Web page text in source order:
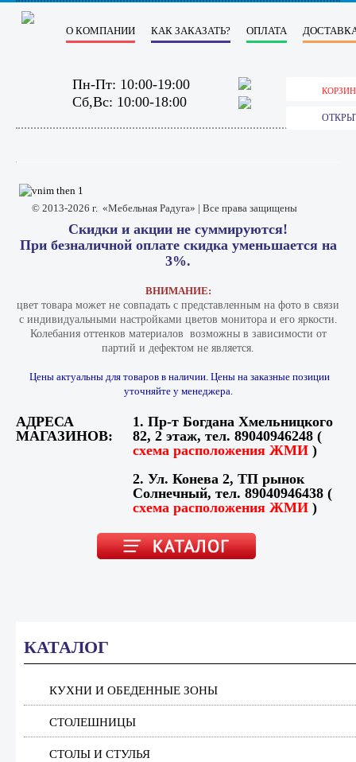
О КОМПАНИИ КАК ЗАКАЗАТЬ? ОПЛАТА
Пн-Пт: 10:00-19:00
Сб,Вс: 10:00-18:00
Скидки и акции не суммируются!
При безналичной оплате скидка уменьшается на
3%.
ВНИМАНИЕ:
цвет товара может не совпадать с представленным на фото в связи
с индивидуальными настройками цветов монитора и его яркости.
Колебания оттенков материалов​ ​ возможны в зависимости от
партий и дефектом не является.
Цены актуальны для товаров в наличии. Цены на заказные позиции
уточняйте у менеджера.
АДРЕСА
МАГАЗИНОВ:
1. Пр-т Богдана Хмельницкого
82, 2 этаж, тел. 89040946248 (
схема расположения ЖМИ )
2. Ул. Конева 2, ТП рынок
Солнечный, тел. 89040946438 (
схема расположения ЖМИ )
КАТАЛОГ
КУХНИ И ОБЕДЕННЫЕ ЗОНЫ
СТОЛЕШНИЦЫ
СТОЛЫ И СТУЛЬЯ
© 2013-2026 г. «Мебельная Радуга» | Все права защищены